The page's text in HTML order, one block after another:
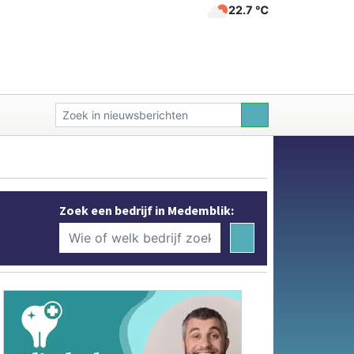
22.7 ℃
Zoek een bedrijf in Medemblik: